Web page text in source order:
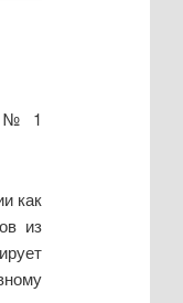
№ 1
как
из